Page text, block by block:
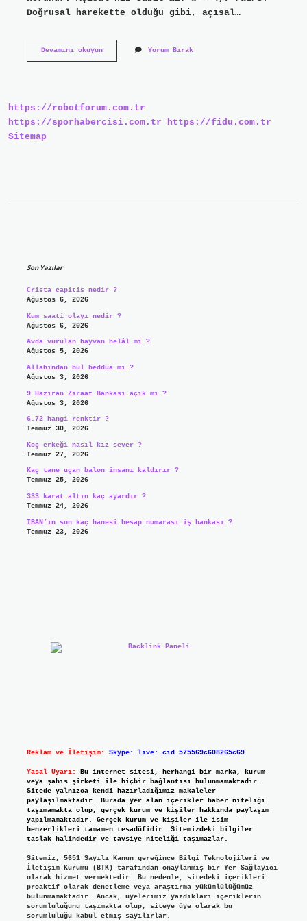
Doğrusal harekette olduğu gibi, açısal…
Devamını okuyunBasit
Yorum Bırak
https://robotforum.com.tr
https://sporhabercisi.com.tr
https://fidu.com.tr
Sitemap
Son Yazılar
Crista capitis nedir ?
Ağustos 6, 2026
Kum saati olayı nedir ?
Ağustos 6, 2026
Avda vurulan hayvan helâl mi ?
Ağustos 5, 2026
Allahından bul beddua mı ?
Ağustos 3, 2026
9 Haziran Ziraat Bankası açık mı ?
Ağustos 3, 2026
6.72 hangi renktir ?
Temmuz 30, 2026
Koç erkeği nasıl kız sever ?
Temmuz 27, 2026
Kaç tane uçan balon insanı kaldırır ?
Temmuz 25, 2026
333 karat altın kaç ayardır ?
Temmuz 24, 2026
IBAN’ın son kaç hanesi hesap numarası iş bankası ?
Temmuz 23, 2026
Reklam ve İletişim: Skype: live:.cid.575569c608265c69
Yasal Uyarı:
Bu internet sitesi, herhangi bir marka, kurum
veya şahıs şirketi ile hiçbir bağlantısı bulunmamaktadır.
Sitede yalnızca kendi hazırladığımız makaleler
paylaşılmaktadır. Burada yer alan içerikler haber niteliği
taşımamakta olup, gerçek kurum ve kişiler hakkında paylaşım
yapılmamaktadır. Gerçek kurum ve kişiler ile isim
benzerlikleri tamamen tesadüfidir. Sitemizdeki bilgiler
taslak halindedir ve tavsiye niteliği taşımazlar.
Sitemiz, 5651 Sayılı Kanun gereğince Bilgi Teknolojileri ve
İletişim Kurumu (BTK) tarafından onaylanmış bir Yer Sağlayıcı
olarak hizmet vermektedir. Bu nedenle, sitedeki içerikleri
proaktif olarak denetleme veya araştırma yükümlülüğümüz
bulunmamaktadır. Ancak, üyelerimiz yazdıkları içeriklerin
sorumluluğunu taşımakta olup, siteye üye olarak bu
sorumluluğu kabul etmiş sayılırlar.